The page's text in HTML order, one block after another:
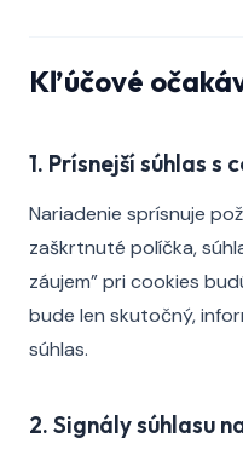
Kľúčové
1. Prísnejší súhlas s
Nariadenie sprísnuje
zaškrtnuté políčka,
záujem” pri cookies
bude len skutočný,
súhlas.
2. Signály súhlasu